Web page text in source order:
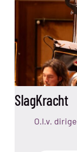
SlagKracht
O.l.v.